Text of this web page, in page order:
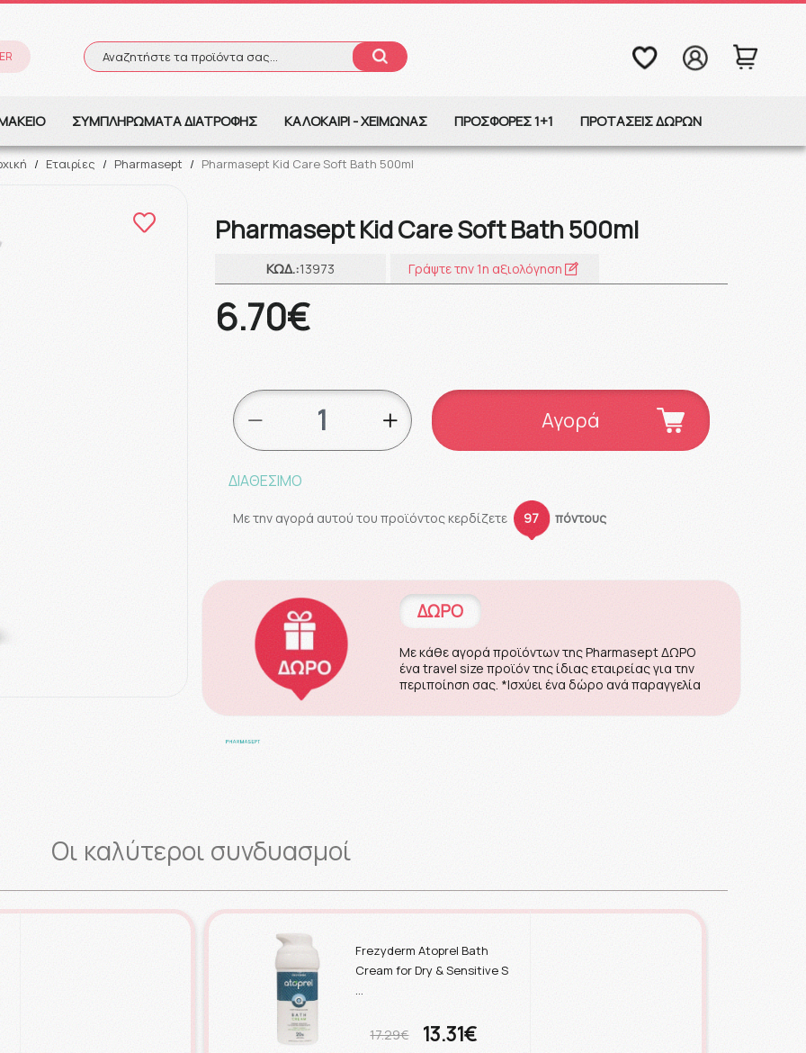
Αναζητήστε τα προϊόντα σας...
ΣΥΜΠΛΗΡΩΜΑΤΑ ΔΙΑΤΡΟΦΗΣ ΚΑΛΟΚΑΙΡΙ - ΧΕΙΜΩΝΑΣ ΠΡΟΣΦΟΡΕΣ 1+1 ΠΡΟΤΑΣΕΙΣ ΔΩΡΩΝ
Αναζήτηση
/ Εταιρίες / Pharmasept / Pharmasept Kid Care Soft Bath 500ml
Pharmasept Kid Care Soft Bath 500ml
ΚΩΔ.:13973 Γράψτε την 1η αξιολόγηση
6.70€
Αγορά
ΔΙΑΘΕΣΙΜΟ
Με την αγορά αυτού του προϊόντος κερδίζετε 97 πόντους
ΔΩΡΟ
Με κάθε αγορά προϊόντων της Pharmasept ΔΩΡΟ
ένα travel size προϊόν της ίδιας εταιρείας για την
περιποίηση σας. *Ισχύει ένα δώρο ανά παραγγελία
Οι καλύτεροι συνδυασμοί
Frezyderm Atoprel Bath
Cream for Dry & Sensitive S
…
17.29€ 13.31€